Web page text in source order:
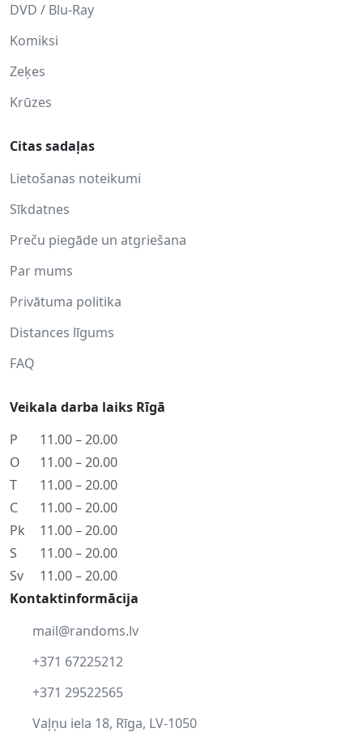
DVD / Blu-Ray
Komiksi
Zeķes
Krūzes
Citas sadaļas
Lietošanas noteikumi
Sīkdatnes
Preču piegāde un atgriešana
Par mums
Privātuma politika
Distances līgums
FAQ
Veikala darba laiks Rīgā
P
11.00 – 20.00
O
11.00 – 20.00
T
11.00 – 20.00
C
11.00 – 20.00
Pk
11.00 – 20.00
S
11.00 – 20.00
Sv
11.00 – 20.00
Kontaktinformācija
mail@randoms.lv
+371 67225212
+371 29522565
Vaļņu iela 18, Rīga, LV-1050